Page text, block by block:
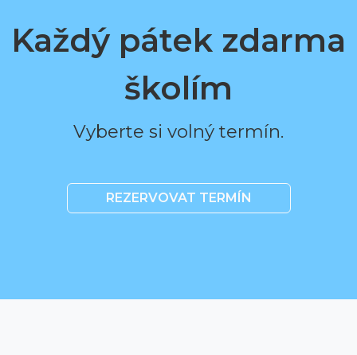
Každý pátek zdarma
školím
Vyberte si volný termín.
REZERVOVAT TERMÍN